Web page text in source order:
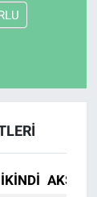
İKINDI AKŞAM